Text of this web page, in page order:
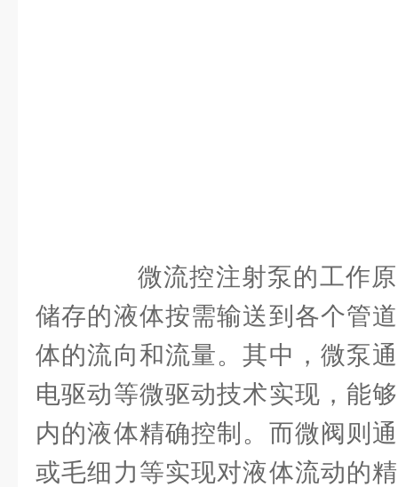
微流控注射泵的工作原
储存的液体按需输送到各个管
体的流向和流量。其中，微泵
电驱动等微驱动技术实现，能
内的液体精确控制。而微阀则
或毛细力等实现对液体流动的